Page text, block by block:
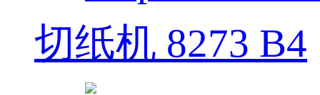
切纸机 8273 B4